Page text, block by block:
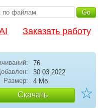
Заказать работу
76
30.03.2022
Размер:
4 Мб
Скачать ☆